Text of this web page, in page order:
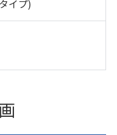
イプ)